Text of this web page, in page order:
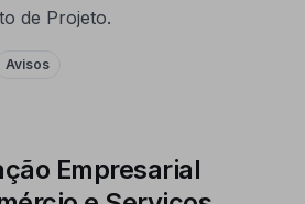
de Projeto.
Avisos
Empresarial